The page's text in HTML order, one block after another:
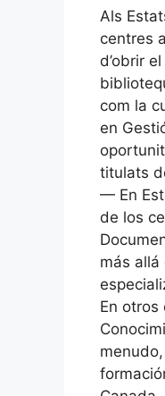
Als
centres
d’obrir
com la
en
titulats
— En
de los
más
En otros